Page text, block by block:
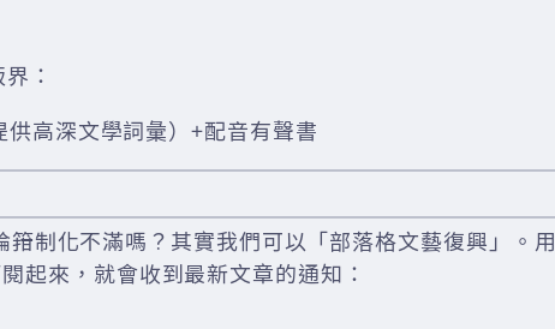
：
高深文學詞彙）+配音有聲書
制化不滿嗎？其實我們可以「部落格文藝復興」。用
起來，就會收到最新文章的通知：